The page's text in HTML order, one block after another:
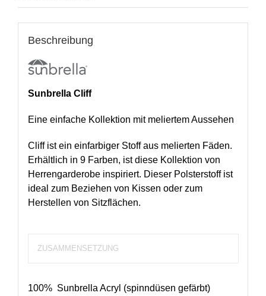
Beschreibung
Sunbrella Cliff
Eine einfache Kollektion mit meliertem Aussehen
Cliff ist ein einfarbiger Stoff aus melierten Fäden.
Erhältlich in 9 Farben, ist diese Kollektion von
Herrengarderobe inspiriert. Dieser Polsterstoff ist
ideal zum Beziehen von Kissen oder zum
Herstellen von Sitzflächen.
ZUSAMMENSETZUNG
100% Sunbrella Acryl (spinndüsen gefärbt)